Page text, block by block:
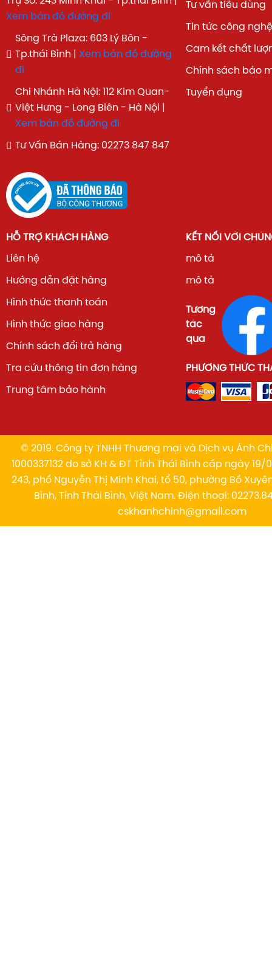
Xem bản đồ đường đi
Sông Trà Plaza: 603 Lý Bôn -
Tp.thái Bình | Xem bản đồ đường
đi
Chi Nhánh Hà Nội: 112 Kim Quan-
Việt Hưng - Long Biên - Hà Nội |
Xem bản đồ đường đi
Tư Vấn Bán Hàng: 02273 847 847
Tư vấn tiêu dùng
Tin tức công nghệ
Cam kết chất
Chính sách bảo
Tuyển dụng
HỖ TRỢ KHÁCH HÀNG
Liên hệ
Hướng dẫn đặt hàng
Hình thức thanh toán
Hình thức giao hàng
Chính sách đổi trả hàng
Tra cứu thông tin đơn hàng
Trung tâm bảo hành
KẾT NỐI VỚI
mô tả
mô tả
Tương
tác
qua
PHƯƠNG THỨC
© 2019. Công ty TNHH Thương mại và Dịch vụ Ánh
1000337132 do sở KH & ĐT Tỉnh Thái Bình cấp ngày 19/
243, phố Nguyễn Thị Minh Khai, tổ 50, phường Bồ
Bình, Tỉnh Thái Bình, Việt Nam. Điện thoại:
cskhanhchinh@gmail.com